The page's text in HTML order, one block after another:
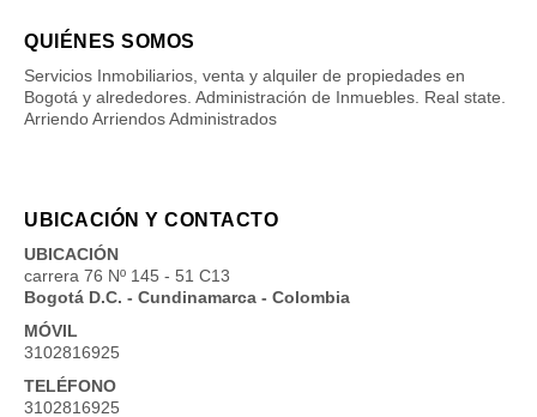
QUIÉNES SOMOS
Servicios Inmobiliarios, venta y alquiler de propiedades en
Bogotá y alrededores. Administración de Inmuebles. Real state.
Arriendo Arriendos Administrados
UBICACIÓN Y CONTACTO
UBICACIÓN
carrera 76 Nº 145 - 51 C13
Bogotá D.C. - Cundinamarca - Colombia
MÓVIL
3102816925
TELÉFONO
3102816925